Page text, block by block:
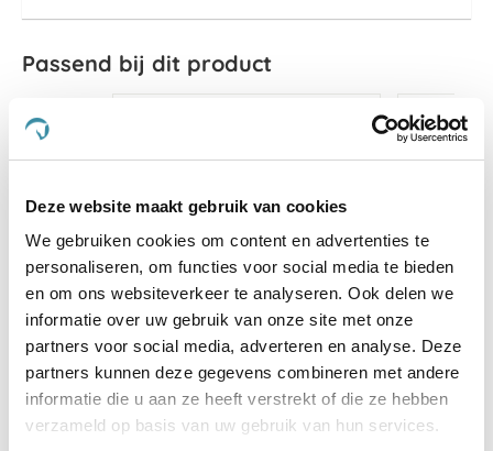
Deze website maakt gebruik van cookies
We gebruiken cookies om content en advertenties te
personaliseren, om functies voor social media te bieden
en om ons websiteverkeer te analyseren. Ook delen we
informatie over uw gebruik van onze site met onze
partners voor social media, adverteren en analyse. Deze
partners kunnen deze gegevens combineren met andere
informatie die u aan ze heeft verstrekt of die ze hebben
verzameld op basis van uw gebruik van hun services.
Passend bij dit product
Puur Enos 100 ml